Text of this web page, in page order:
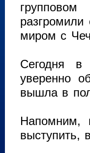
миром с
Сегодня в
уверенно
вышла в
Напомним,
выступить,